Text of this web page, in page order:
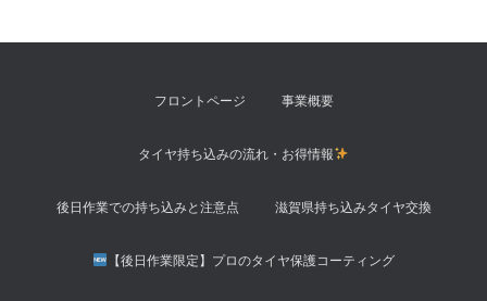
フロントページ 事業概要
タイヤ持ち込みの流れ・お得情報
後日作業での持ち込みと注意点 滋賀県持ち込みタイヤ交換
【後日作業限定】プロのタイヤ保護コーティング